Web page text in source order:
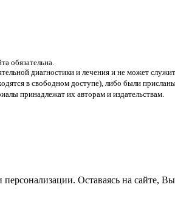
обязательна.
диагностики и лечения и не может
в свободном доступе), либо были
принадлежат их авторам и издательствам.
Оставаясь на сайте,